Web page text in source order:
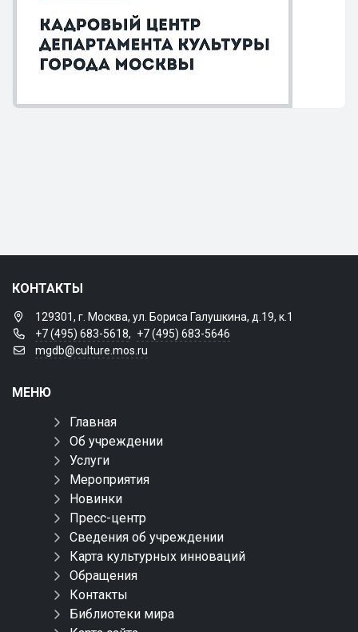
КОНТАКТЫ
129301, г. Москва, ул. Бориса Галушкина, д.19, к.1
+7 (495) 683-5618, +7 (495) 683-5646
mgdb@culture.mos.ru
МЕНЮ
Главная
Об учреждении
Услуги
Мероприятия
Новинки
Пресс-центр
Сведения об учреждении
Карта культурных инноваций
Обращения
Контакты
Библиотеки мира